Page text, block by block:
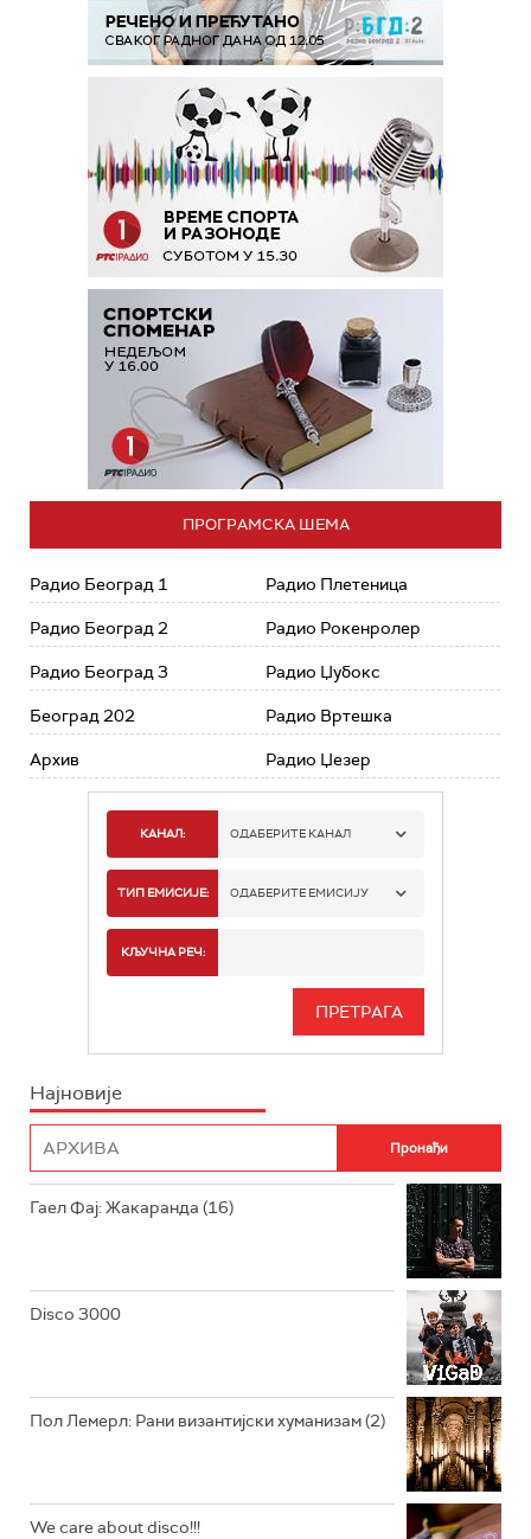
ПРОГРАМСКА ШЕМА
Радио Београд 1
Радио Београд 2
Радио Београд 3
Београд 202
Архив
Радио Плетеница
Радио Рокенролер
Радио Џубокс
Радио Вртешка
Радио Џезер
КАНАЛ: ОДАБЕРИТЕ КАНАЛ
РАДИО БЕОГРАД 1
РАДИО БЕОГРАД 3
РАДИО РОКЕНРОЛЕР
РАДИО ЏЕЗЕР
ТИП ЕМИСИЈЕ: ОДАБЕРИТЕ ЕМИСИЈУ
ИНФО
КЉУЧНА РЕЧ:
Најновије
Гаел Фај: Жакаранда (16)
Disco 3000
Пол Лемерл: Рани византијски хуманизам (2)
We care about disco!!!